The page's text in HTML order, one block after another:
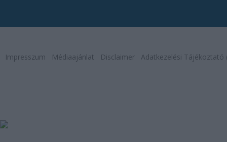
Impresszum Médiaajánlat Disclaimer Adatkezelési Tájékoztató